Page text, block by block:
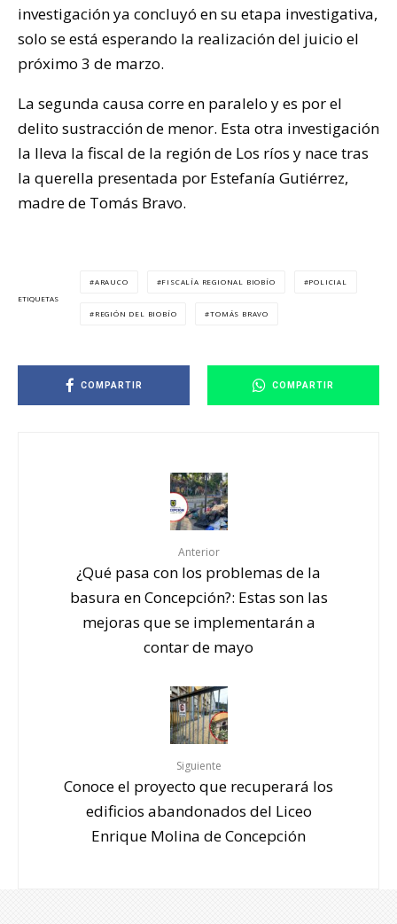
investigación ya concluyó en su etapa investigativa,
solo se está esperando la realización del juicio el
próximo 3 de marzo.
La segunda causa corre en paralelo y es por el
delito sustracción de menor. Esta otra investigación
la lleva la fiscal de la región de Los ríos y nace tras
la querella presentada por Estefanía Gutiérrez,
madre de Tomás Bravo.
ETIQUETAS
ARAUCO FISCALÍA REGIONAL BIOBÍO POLICIAL
REGIÓN DEL BIOBÍO TOMÁS BRAVO
COMPARTIR COMPARTIR
Anterior
¿Qué pasa con los problemas de la
basura en Concepción?: Estas son las
mejoras que se implementarán a
contar de mayo
Siguiente
Conoce el proyecto que recuperará los
edificios abandonados del Liceo
Enrique Molina de Concepción